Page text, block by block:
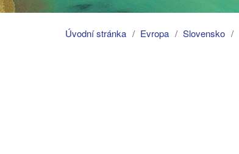
Úvodní stránka Evropa Slovensko